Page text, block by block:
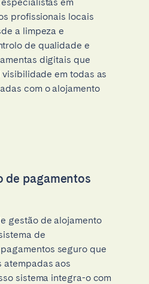
profissionais locais
a limpeza e
de qualidade e
digitais que
em todas as
com o alojamento
de pagamentos
gestão de alojamento
de
seguro que
atempadas aos
sistema integra-o com